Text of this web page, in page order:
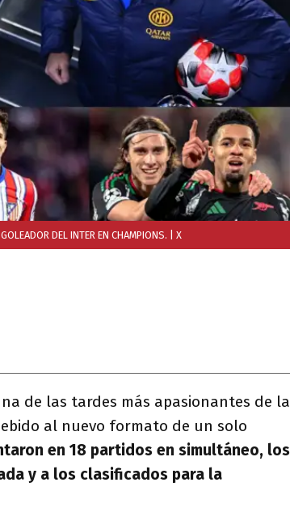
DEL INTER EN CHAMPIONS. | X
de las tardes más apasionantes de la
al nuevo formato de un solo
en 18 partidos en simultáneo, los
y a los clasificados para la